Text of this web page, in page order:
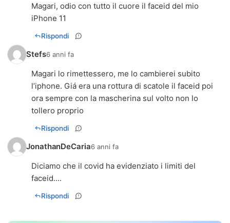
Magari, odio con tutto il cuore il faceid del mio
iPhone 11
Rispondi
Stefs6 anni fa
Magari lo rimettessero, me lo cambierei subito
l’iphone. Giá era una rottura di scatole il faceid poi
ora sempre con la mascherina sul volto non lo
tollero proprio
Rispondi
JonathanDeCaria6 anni fa
Diciamo che il covid ha evidenziato i limiti del
faceid....
Rispondi